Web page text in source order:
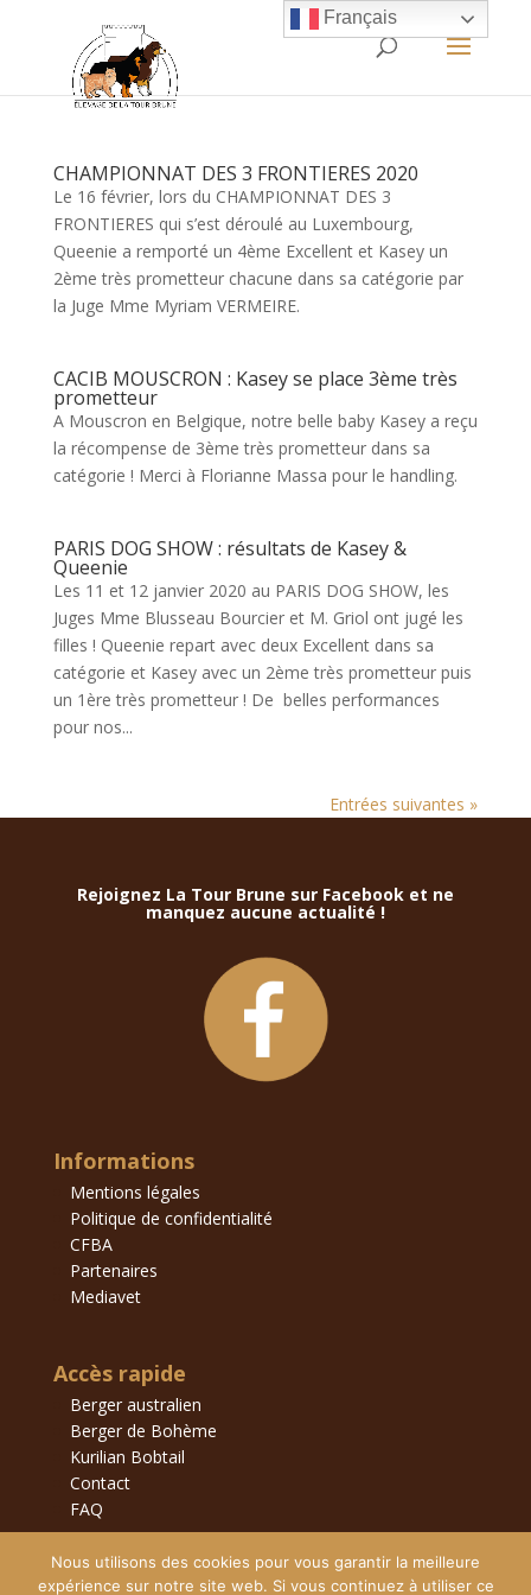
CHAMPIONNAT DES 3 FRONTIERES 2020
Le 16 février, lors du CHAMPIONNAT DES 3
FRONTIERES qui s’est déroulé au Luxembourg,
Queenie a remporté un 4ème Excellent et Kasey un
2ème très prometteur chacune dans sa catégorie par
la Juge Mme Myriam VERMEIRE.
CACIB MOUSCRON : Kasey se place 3ème très
prometteur
A Mouscron en Belgique, notre belle baby Kasey a reçu
la récompense de 3ème très prometteur dans sa
catégorie ! Merci à Florianne Massa pour le handling.
PARIS DOG SHOW : résultats de Kasey &
Queenie
Les 11 et 12 janvier 2020 au PARIS DOG SHOW, les
Juges Mme Blusseau Bourcier et M. Griol ont jugé les
filles ! Queenie repart avec deux Excellent dans sa
catégorie et Kasey avec un 2ème très prometteur puis
un 1ère très prometteur ! De belles performances
pour nos...
Entrées suivantes »
Rejoignez La Tour Brune sur Facebook et ne
manquez aucune actualité !
Informations
Mentions légales
Politique de confidentialité
CFBA
Partenaires
Mediavet
Accès rapide
Berger australien
Berger de Bohème
Kurilian Bobtail
Contact
FAQ
Français
Nous utilisons des cookies pour vous garantir la meilleure
expérience sur notre site web. Si vous continuez à utiliser ce